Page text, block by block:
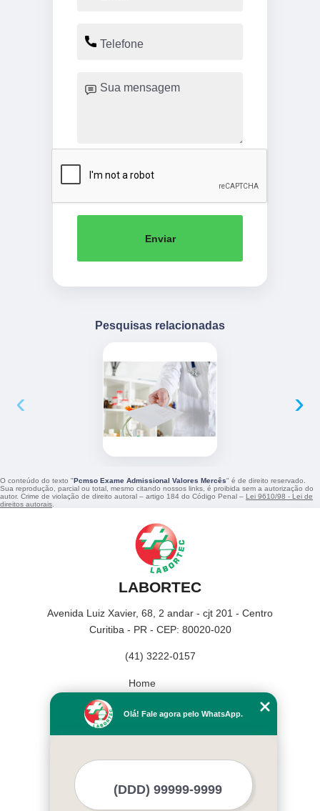
Enviar
Pesquisas relacionadas
‹ ›
O conteúdo do texto "Pcmso Exame Admissional Valores Mercês" é de direito reservado.
Sua reprodução, parcial ou total, mesmo citando nossos links, é proibida sem a autorização do
autor. Crime de violação de direito autoral – artigo 184 do Código Penal – Lei 9610/98 - Lei de
direitos autorais.
LABORTEC
Avenida Luiz Xavier, 68, 2 andar - cjt 201 - Centro
Curitiba - PR - CEP: 80020-020
(41) 3222-0157
Home
Missão
Olá! Fale agora pelo WhatsApp.